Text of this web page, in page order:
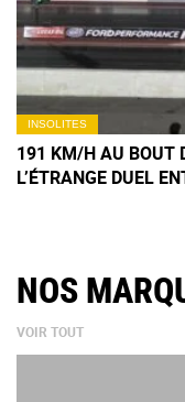
INSOLITES
191 KM/H AU BOUT
L’ÉTRANGE DUEL
NOS
VOIR TOUT